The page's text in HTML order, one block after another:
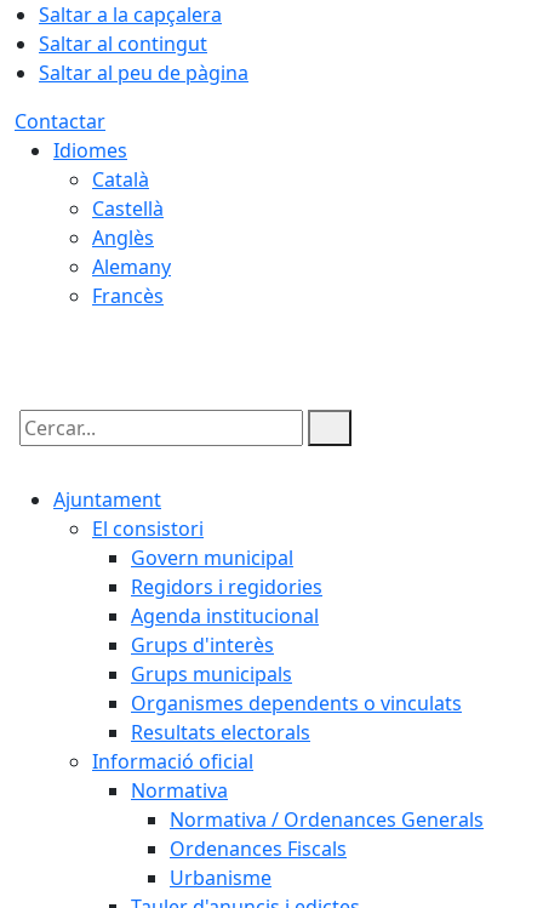
Saltar a la capçalera
Saltar al contingut
Saltar al peu de pàgina
Contactar
Idiomes
Català
Castellà
Anglès
Alemany
Francès
Cercar:
Ajuntament
El consistori
Govern municipal
Regidors i regidories
Agenda institucional
Grups d'interès
Grups municipals
Organismes dependents o vinculats
Resultats electorals
Informació oficial
Normativa
Normativa / Ordenances Generals
Ordenances Fiscals
Urbanisme